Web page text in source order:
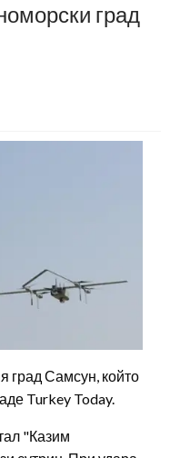
град
град Самсун, който
Turkey Today.
"Казим